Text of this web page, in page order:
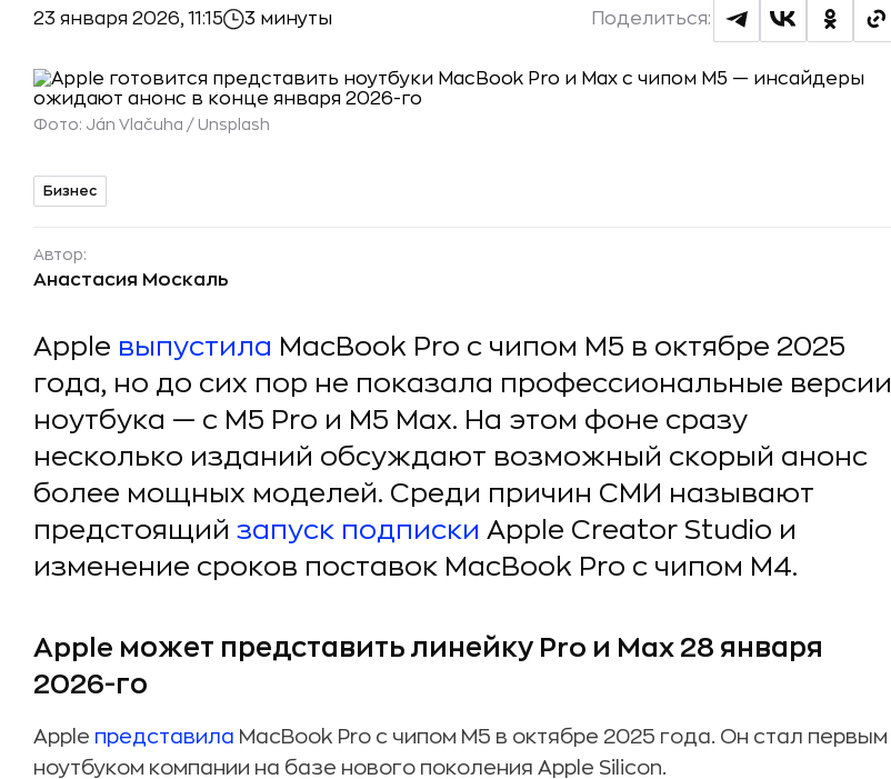
23 января 2026, 11:15 3 минуты Поделиться:
Фото: Ján Vlačuha / Unsplash
Бизнес
Автор:
Анастасия Москаль
Apple выпустила MacBook Pro с чипом M5 в октябре 2025
года, но до сих пор не показала профессиональные версии
ноутбука — с M5 Pro и M5 Max. На этом фоне сразу
несколько изданий обсуждают возможный скорый анонс
более мощных моделей. Среди причин СМИ называют
предстоящий запуск подписки Apple Creator Studio и
изменение сроков поставок MacBook Pro с чипом М4.
Apple может представить линейку Pro и Max 28 января
2026-го
Apple представила MacBook Pro с чипом M5 в октябре 2025 года. Он стал первым
ноутбуком компании на базе нового поколения Apple Silicon.